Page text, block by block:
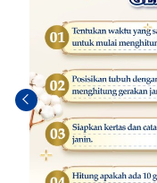
Sebel
umn
ya